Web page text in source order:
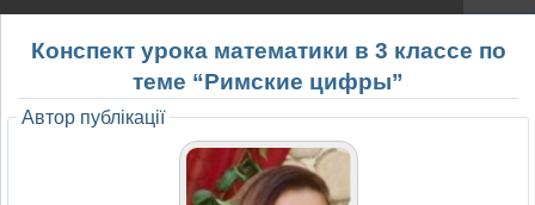
Конспект урока математики в 3 классе по
теме “Римские цифры”
Автор публікації